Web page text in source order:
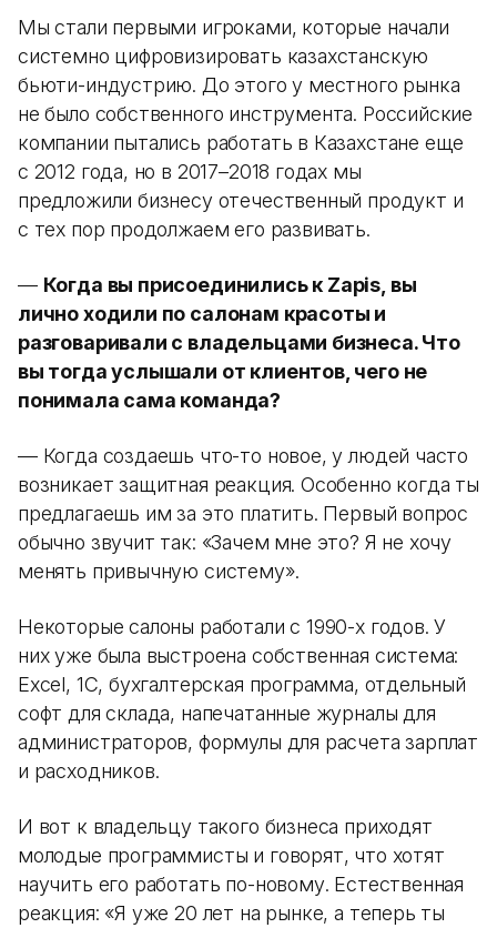
Мы стали первыми игроками, которые начали
системно цифровизировать казахстанскую
бьюти-индустрию. До этого у местного рынка
не было собственного инструмента. Российские
компании пытались работать в Казахстане еще
с 2012 года, но в 2017–2018 годах мы
предложили бизнесу отечественный продукт и
с тех пор продолжаем его развивать.
— Когда вы присоединились к Zapis, вы
лично ходили по салонам красоты и
разговаривали с владельцами бизнеса. Что
вы тогда услышали от клиентов, чего не
понимала сама команда?
— Когда создаешь что-то новое, у людей часто
возникает защитная реакция. Особенно когда ты
предлагаешь им за это платить. Первый вопрос
обычно звучит так: «Зачем мне это? Я не хочу
менять привычную систему».
Некоторые салоны работали с 1990-х годов. У
них уже была выстроена собственная система:
Excel, 1С, бухгалтерская программа, отдельный
софт для склада, напечатанные журналы для
администраторов, формулы для расчета зарплат
и расходников.
И вот к владельцу такого бизнеса приходят
молодые программисты и говорят, что хотят
научить его работать по-новому. Естественная
реакция: «Я уже 20 лет на рынке, а теперь ты